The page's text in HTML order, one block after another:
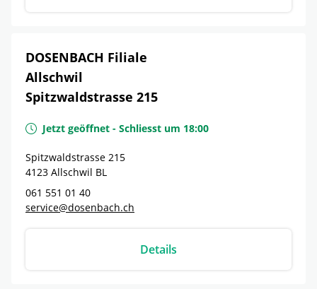
DOSENBACH Filiale
Allschwil
Spitzwaldstrasse 215
Jetzt geöffnet - Schliesst um 18:00
Spitzwaldstrasse 215
4123 Allschwil BL
061 551 01 40
service@dosenbach.ch
Details